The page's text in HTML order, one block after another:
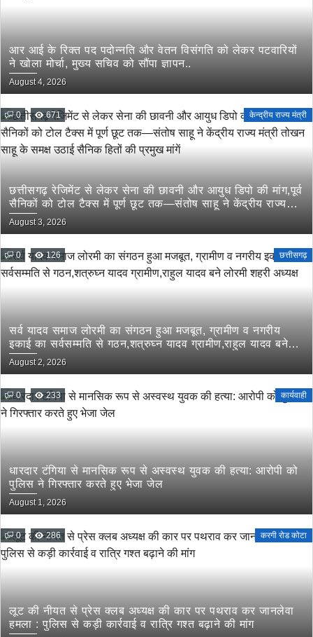
आर आई के रिक्त पद पदोन्नति और वेतन विसंगति को लेकर पटवारियों
ने खोला मोर्चा, मुख्य सचिव को सौंपा ज्ञापन..
August 4, 2026
0 671 केन्द्रीय राज्य मंत्री
छत्तीसगढ़ रेजिमेंट से लेकर सेना की छावनी और आयुध डिपो की मांग,पूर्व
सैनिकों को टोल टैक्स में पूर्ण छूट तक—संतोष साहू ने केंद्रीय राज्य
मंत्री तोखन साहू के समक्ष उठाई सैनिक हितों की प्रमुख मांगें
August 3, 2026
0 126 छत्तीसगढ़
सर्व यादव समाज लोरमी का संगठन हुआ मजबूत, ग्रामीण व नगरीय
इकाई का सर्वसम्मति से गठन,शत्रुघ्न यादव ग्रामीण,राहुल यादव बने
लोरमी शहरी अध्यक्ष
August 2, 2026
0 233 कार्यवाही
धारदार टंगिया से मानसिक रूप से अस्वस्थ युवक की हत्या: आरोपी को
पुलिस ने गिरफ्तार करते हुए भेजा जेल
August 1, 2026
0 286 करगी रोड कोटा
लूट की नीयत से प्रेस क्लब अध्यक्ष की कार पर पथराव कर जानलेवा
हमला : पुलिस से कड़ी कार्रवाई व रात्रि गश्त बढ़ाने की मांग